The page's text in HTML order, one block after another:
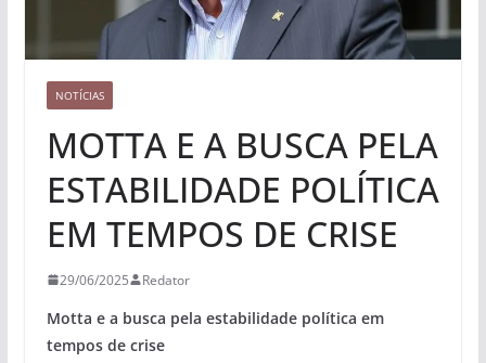
NOTÍCIAS
MOTTA E A BUSCA PELA
ESTABILIDADE POLÍTICA
EM TEMPOS DE CRISE
29/06/2025 Redator
Motta e a busca pela estabilidade política em
tempos de crise